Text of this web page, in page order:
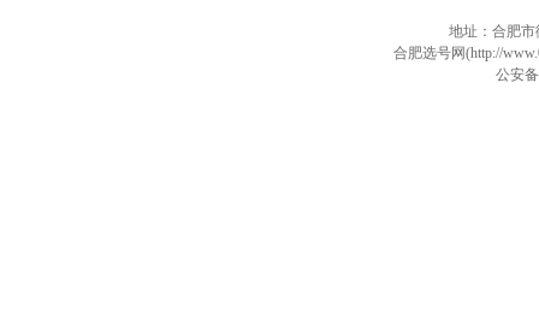
地址：合肥市
合肥选号网(http://
公安